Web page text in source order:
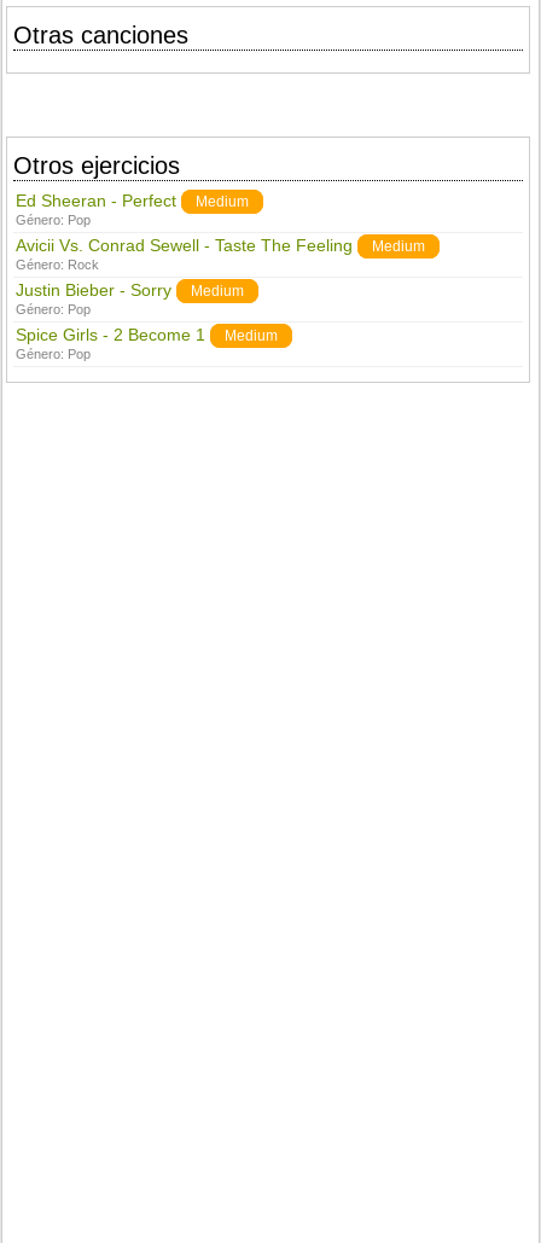
Otras canciones
Otros ejercicios
Ed Sheeran - Perfect Medium
Género: Pop
Avicii Vs. Conrad Sewell - Taste The Feeling Medium
Género: Rock
Justin Bieber - Sorry Medium
Género: Pop
Spice Girls - 2 Become 1 Medium
Género: Pop